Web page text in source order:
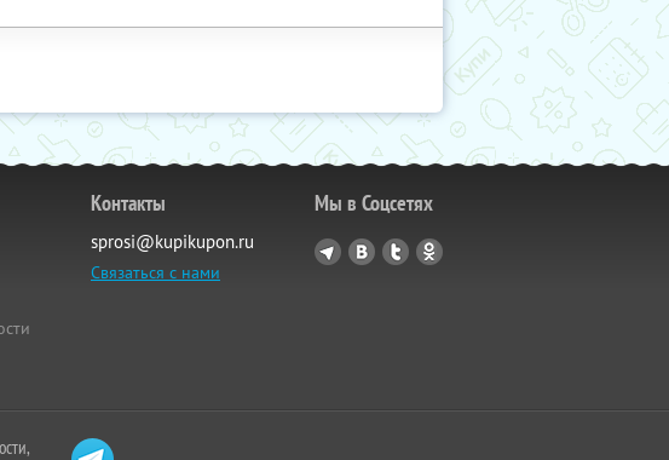
Контакты
sprosi@kupikupon.ru
Связаться с нами
Мы в Соцсетях